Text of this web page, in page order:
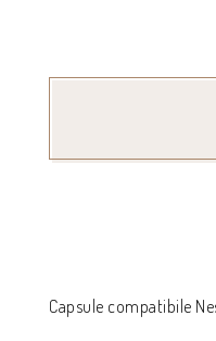
Capsule compatibile